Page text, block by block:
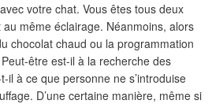
votre chat. Vous êtes tous deux
même éclairage. Néanmoins, alors
chocolat chaud ou la programmation
être est-il à la recherche des
à ce que personne ne s’introduise
D’une certaine manière, même si